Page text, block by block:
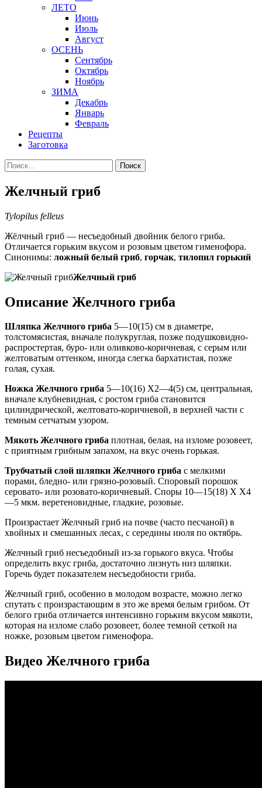
ЛЕТО
Июнь
Июль
Август
ОСЕНЬ
Сентябрь
Октябрь
Ноябрь
ЗИМА
Декабрь
Январь
Февраль
Рецепты
Заготовка
Найти:
Желчный гриб
Tylopilus felleus
Жёлчный гриб — несъедобный двойник белого гриба.
Отличается горьким вкусом и розовым цветом гименофора.
Синонимы: ложный белый гриб, горчак, тилопил горький
Желчный гриб
Описание Желчного гриба
Шляпка Желчного гриба 5—10(15) см в диаметре,
толстомясистая, вначале полукруглая, позже подушковидно-
распростертая, буро- или оливково-коричневая, с серым или
желтоватым оттенком, иногда слегка бархатистая, позже
голая, сухая.
Ножка Желчного гриба 5—10(16) Х2—4(5) см, центральная,
вначале клубневидная, с ростом гриба становится
цилиндрической, желтовато-коричневой, в верхней части с
темным сетчатым узором.
Мякоть Желчного гриба плотная, белая, на изломе розовеет,
с приятным грибным запахом, на вкус очень горькая.
Трубчатый слой шляпки Желчного гриба с мелкими
порами, бледно- или грязно-розовый. Споровый порошок
серовато- или розовато-коричневый. Споры 10—15(18) X Х4
—5 мкм. веретеновидные, гладкие, розовые.
Произрастает Желчный гриб на почве (часто песчаной) в
хвойных и смешанных лесах, с середины июля по октябрь.
Желчный гриб несъедобный из-за горького вкуса. Чтобы
определить вкус гриба, достаточно лизнуть низ шляпки.
Горечь будет показателем несъедобности гриба.
Желчный гриб, особенно в молодом возрасте, можно легко
спутать с произрастающим в это же время белым грибом. От
белого гриба отличается интенсивно горьким вкусом мякоти,
которая на изломе слабо розовеет, более темной сеткой на
ножке, розовым цветом гименофора.
Видео Желчного гриба